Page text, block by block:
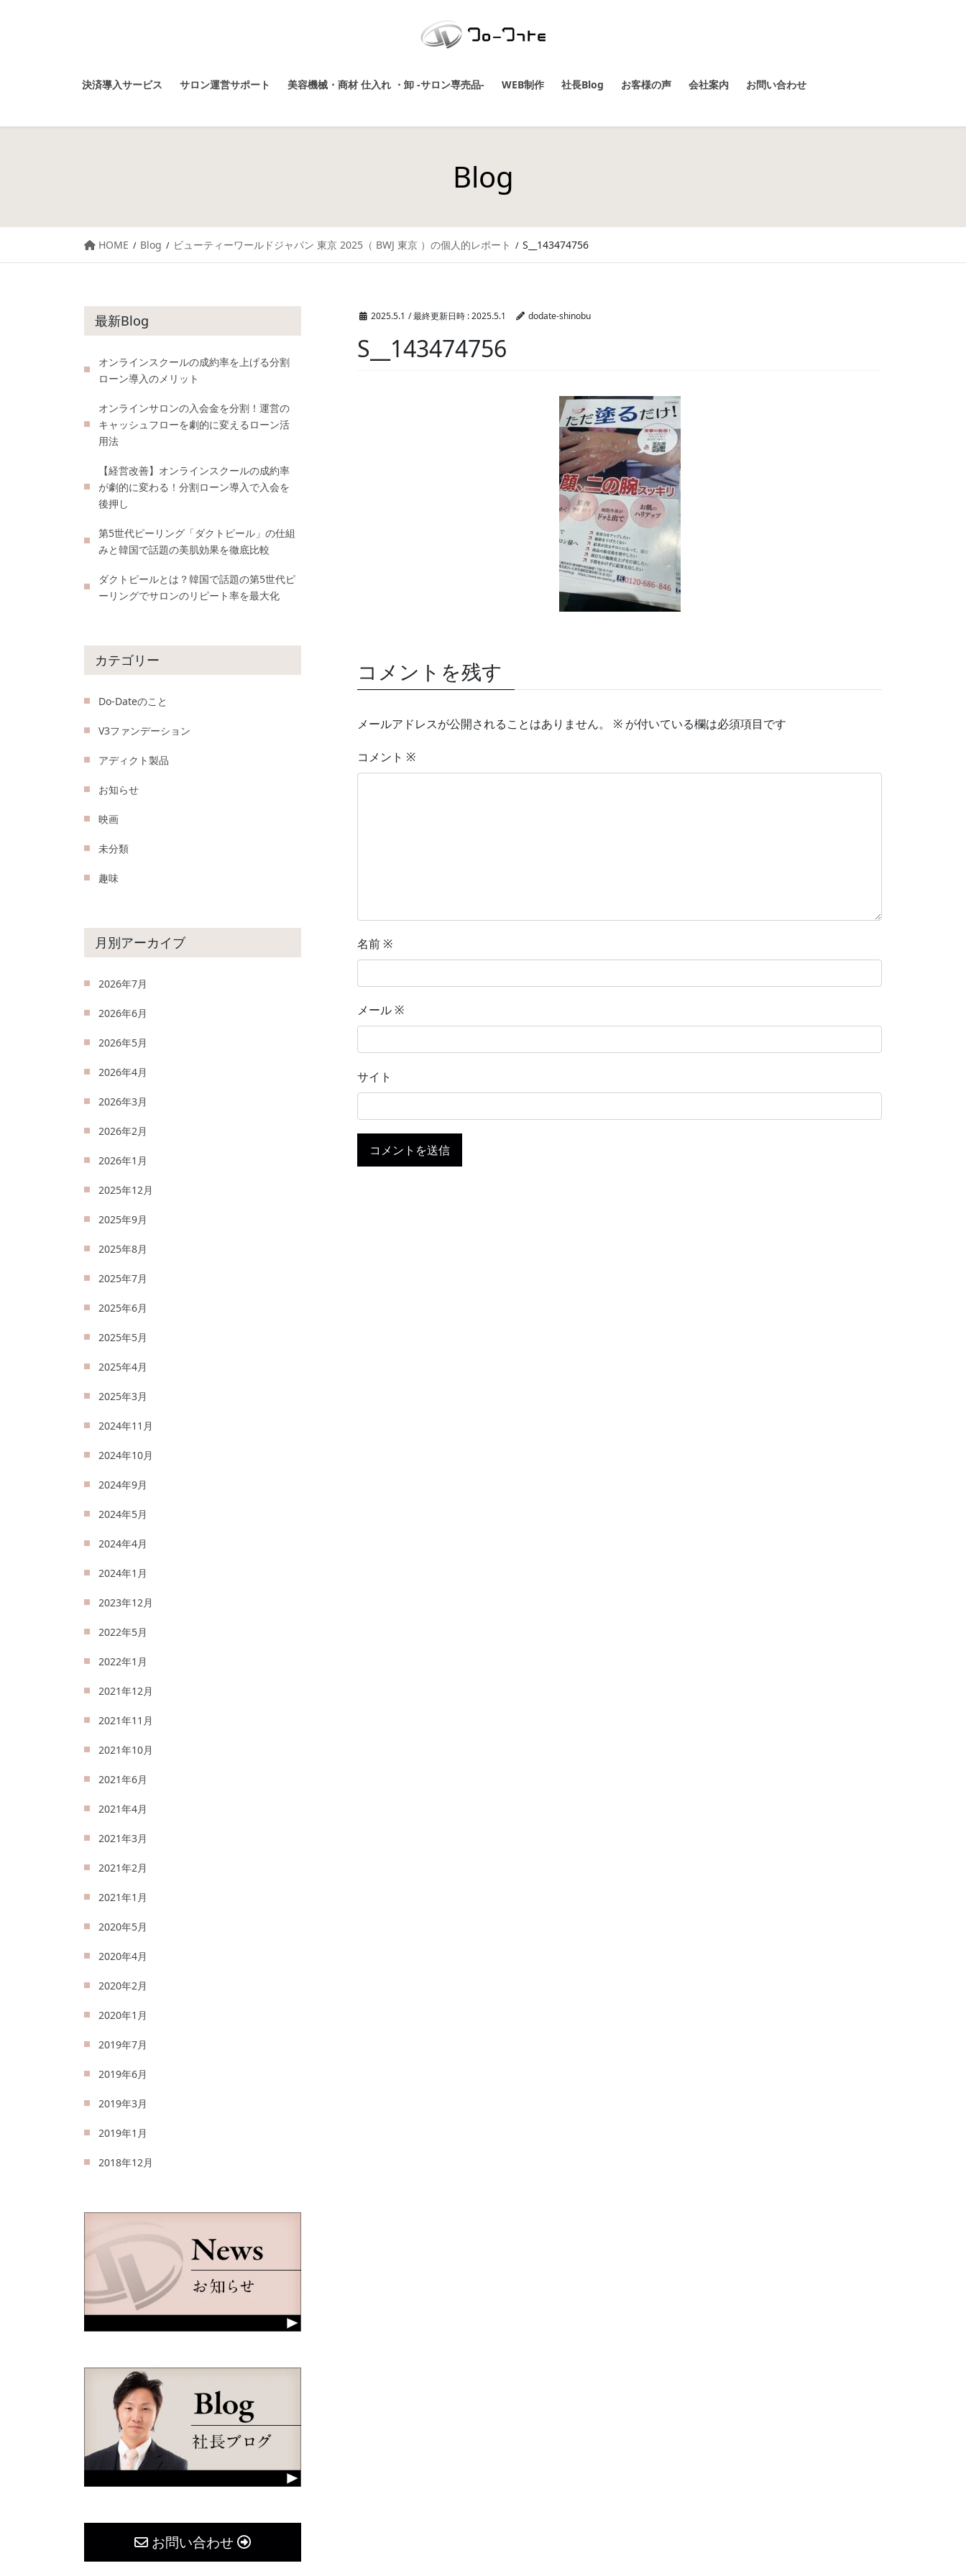
決済導入サービス サロン運営サポート 美容機械・商材 仕入れ ・卸 -サロン専売品- WEB制作 社長Blog お客様の声 会社案内 お問い合わせ
Blog
HOME Blog ビューティーワールドジャパン 東京 2025（ BWJ 東京 ）の個人的レポート S__143474756
2025.5.1 / 最終更新日時 :2025.5.1 dodate-shinobu
S__143474756
コメントを残す
メールアドレスが公開されることはありません。 ※ が付いている欄は必須項目です
コメント ※
名前 ※
メール ※
サイト
最新Blog
オンラインスクールの成約率を上げる分割
ローン導入のメリット
オンラインサロンの入会金を分割！運営の
キャッシュフローを劇的に変えるローン活
用法
【経営改善】オンラインスクールの成約率
が劇的に変わる！分割ローン導入で入会を
後押し
第5世代ピーリング「ダクトピール」の仕組
みと韓国で話題の美肌効果を徹底比較
ダクトピールとは？韓国で話題の第5世代ピ
ーリングでサロンのリピート率を最大化
カテゴリー
Do-Dateのこと
V3ファンデーション
アディクト製品
お知らせ
映画
未分類
趣味
月別アーカイブ
2026年7月
2026年6月
2026年5月
2026年4月
2026年3月
2026年2月
2026年1月
2025年12月
2025年9月
2025年8月
2025年7月
2025年6月
2025年5月
2025年4月
2025年3月
2024年11月
2024年10月
2024年9月
2024年5月
2024年4月
2024年1月
2023年12月
2022年5月
2022年1月
2021年12月
2021年11月
2021年10月
2021年6月
2021年4月
2021年3月
2021年2月
2021年1月
2020年5月
2020年4月
2020年2月
2020年1月
2019年7月
2019年6月
2019年3月
2019年1月
2018年12月
お問い合わせ